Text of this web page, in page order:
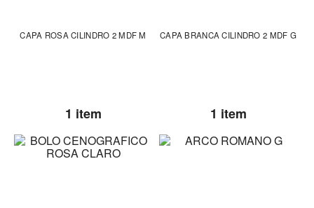
CAPA ROSA CILINDRO 2 MDF M
1 item
CAPA BRANCA CILINDRO 2 MDF G
1 item